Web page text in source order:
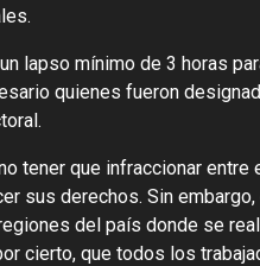
lapso mínimo de 3 horas
quienes fueron
tener que infraccionar entre
sus derechos. Sin
del país donde se
cierto, que todos los